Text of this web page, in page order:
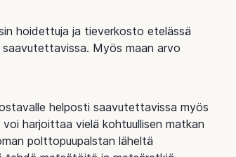
hoidettuja ja tieverkosto etelässä
Myös maan arvo
helposti saavutettavissa myös
harjoittaa vielä kohtuullisen matkan
polttopuupalstan läheltä